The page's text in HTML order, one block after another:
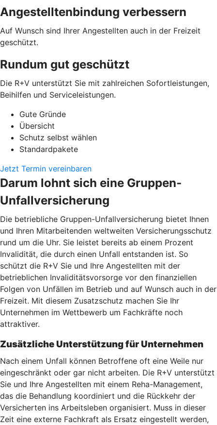
Angestelltenbindung verbessern
Auf Wunsch sind Ihrer Angestellten auch in der Freizeit
geschützt.
Rundum gut geschützt
Die R+V unterstützt Sie mit zahlreichen Sofortleistungen,
Beihilfen und Serviceleistungen.
Gute Gründe
Übersicht
Schutz selbst wählen
Standardpakete
Jetzt Termin vereinbaren
Darum lohnt sich eine Gruppen-
Unfallversicherung
Die betriebliche Gruppen-Unfallversicherung bietet Ihnen
und Ihren Mitarbeitenden weltweiten Versicherungsschutz
rund um die Uhr. Sie leistet bereits ab einem Prozent
Invalidität, die durch einen Unfall entstanden ist. So
schützt die R+V Sie und Ihre Angestellten mit der
betrieblichen Invaliditätsvorsorge vor den finanziellen
Folgen von Unfällen im Betrieb und auf Wunsch auch in der
Freizeit. Mit diesem Zusatzschutz machen Sie Ihr
Unternehmen im Wettbewerb um Fachkräfte noch
attraktiver.
Zusätzliche Unterstützung für Unternehmen
Nach einem Unfall können Betroffene oft eine Weile nur
eingeschränkt oder gar nicht arbeiten. Die R+V unterstützt
Sie und Ihre Angestellten mit einem Reha-Management,
das die Behandlung koordiniert und die Rückkehr der
Versicherten ins Arbeitsleben organisiert. Muss in dieser
Zeit eine externe Fachkraft als Ersatz eingestellt werden,